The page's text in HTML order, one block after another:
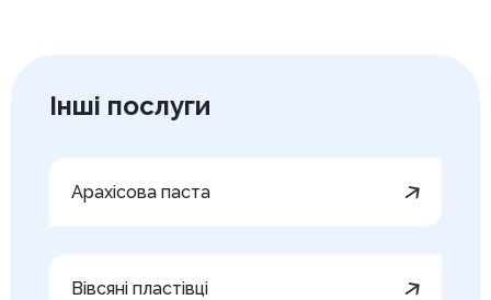
Інші послуги
Арахісова паста
Вівсяні пластівці